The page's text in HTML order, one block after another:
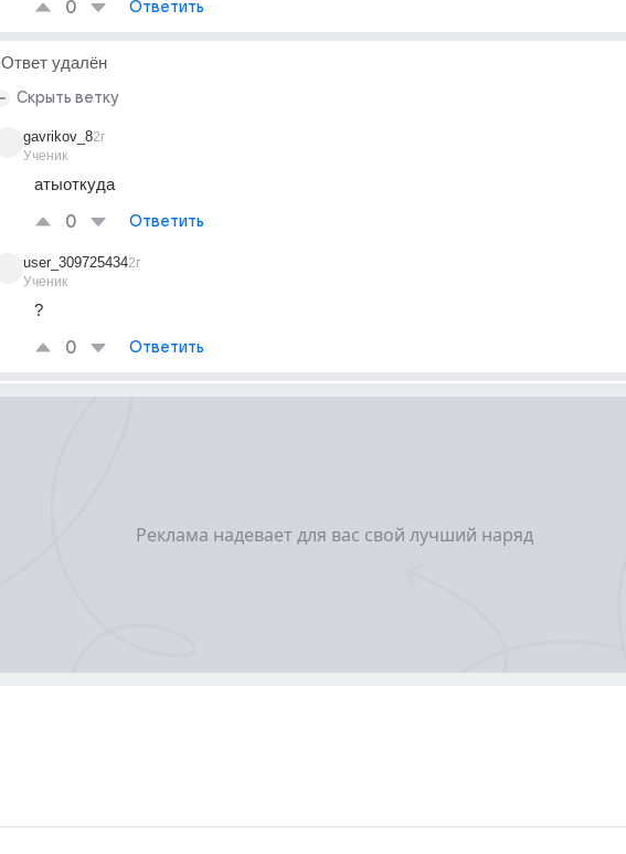
0 Ответить
Ответ удалён
Скрыть ветку
gavrikov_8
Ученик
2г
атыоткуда
0 Ответить
user_309725434
Ученик
2г
?
0 Ответить